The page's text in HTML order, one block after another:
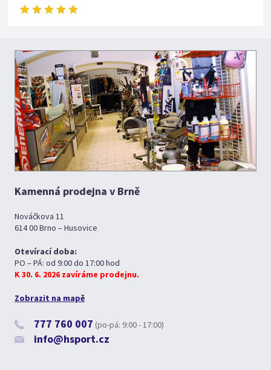
Kamenná prodejna v Brně
Nováčkova 11
614 00 Brno – Husovice
Otevírací doba:
PO – PÁ: od 9:00 do 17:00 hod
K 30. 6. 2026 zavíráme prodejnu.
Zobrazit na mapě
777 760 007 (po-pá: 9:00 - 17:00)
info@hsport.cz